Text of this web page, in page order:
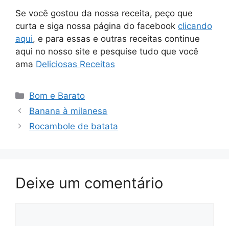
Se você gostou da nossa receita, peço que
curta e siga nossa página do facebook clicando
aqui, e para essas e outras receitas continue
aqui no nosso site e pesquise tudo que você
ama Deliciosas Receitas
Categorias
Bom e Barato
Banana à milanesa
Rocambole de batata
Deixe um comentário